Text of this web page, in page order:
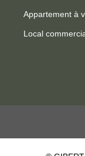
Appartement à
Local